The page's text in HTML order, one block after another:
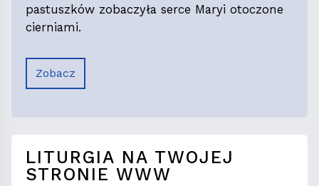
pastuszków zobaczyła serce Maryi otoczone
cierniami.
Zobacz
LITURGIA NA TWOJEJ
STRONIE WWW